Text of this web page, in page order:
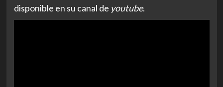
disponible en su canal de youtube.